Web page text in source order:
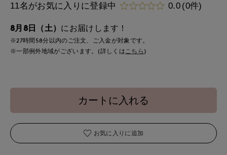
11名がお気に入りに登録中 0.0 (0件)
8月8日（土） にお届けします！
※27時間 58分以内のご注文、ご入金が対象です。
※一部例外地域がございます。(詳しくは こちら )
カートに入れる
お気に入りに追加